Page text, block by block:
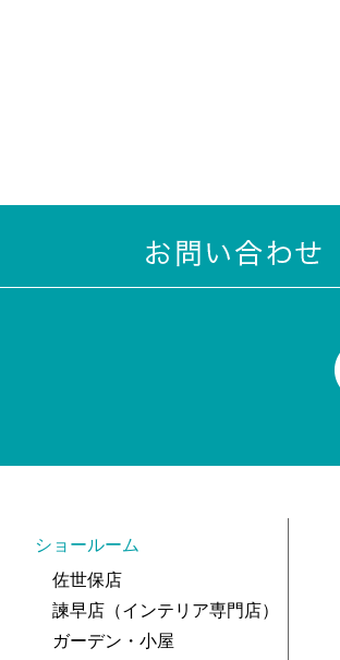
ショールーム
佐世保店
諫早店（インテリア専門店）
ガーデン・小屋